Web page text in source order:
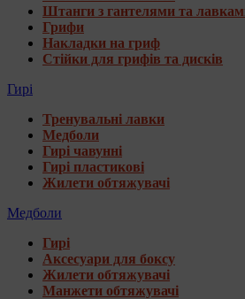
Штанги з гантелями та
Грифи
Накладки на гриф
Стійки для грифів та дисків
Гирі
Тренувальні лавки
Медболи
Гирі чавунні
Гирі пластикові
Жилети обтяжувачі
Медболи
Гирі
Аксесуари для боксу
Жилети обтяжувачі
Манжети обтяжувачі